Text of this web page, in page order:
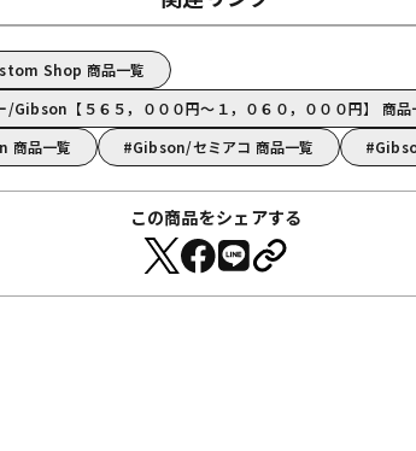
Shop 商品一覧
/Gibson【５６５，０００円～１，０６０，０００円】 商品
商品一覧
Gibson/セミアコ 商品一覧
この商品をシェアする